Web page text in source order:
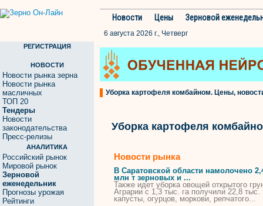
Новости Цены Зерновой
6 августа 2026 г., Четверг
РЕГИСТРАЦИЯ
НОВОСТИ
Новости рынка зерна
Новости рынка
масличных
ТОП 20
Тендеры
Новости
законодательства
Пресс-релизы
АНАЛИТИКА
Российский рынок
Мировой рынок
Зерновой
еженедельник
Прогнозы урожая
Рейтинги
Уборка картофеля комбайном. Цены,
Уборка картофеля
Новости рынка
В Саратовской области намолочено
млн т зерновых и ...
Также идет уборка овощей открытого
Аграрии с 1,3 тыс. га получили 22,8 тыс.
капусты, огурцов, моркови, репчатого...